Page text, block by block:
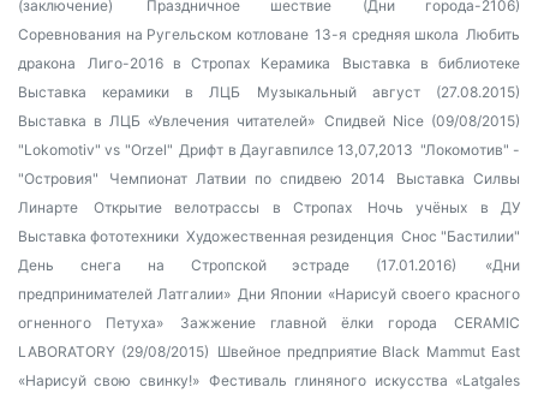
(заключение)
Праздничное шествие (Дни города-2106)
Соревнования на Ругельском котловане 13-я средняя школа Любить
дракона
Лиго-2016 в Стропах Керамика
Выставка в библиотеке
Выставка керамики в ЛЦБ
Музыкальный август (27.08.2015)
Выставка в ЛЦБ «Увлечения читателей» Спидвей Nice (09/08/2015)
"Lokomotiv" vs "Orzel" Дрифт в Даугавпилсе 13,07,2013 "Локомотив" -
"Островия"
Чемпионат Латвии по спидвею 2014
Выставка Силвы
Линарте
Открытие велотрассы в Стропах
Ночь учёных в ДУ
Выставка фототехники Художественная резиденция Снос "Бастилии"
День снега на Стропской эстраде (17.01.2016)
«Дни
предпринимателей Латгалии» Дни Японии «Нарисуй своего красного
огненного Петуха»
Зажжение главной ёлки города
CERAMIC
LABORATORY (29/08/2015) Швейное предприятие Black Mammut East
«Нарисуй свою свинку!» Фестиваль глиняного искусства «Latgales